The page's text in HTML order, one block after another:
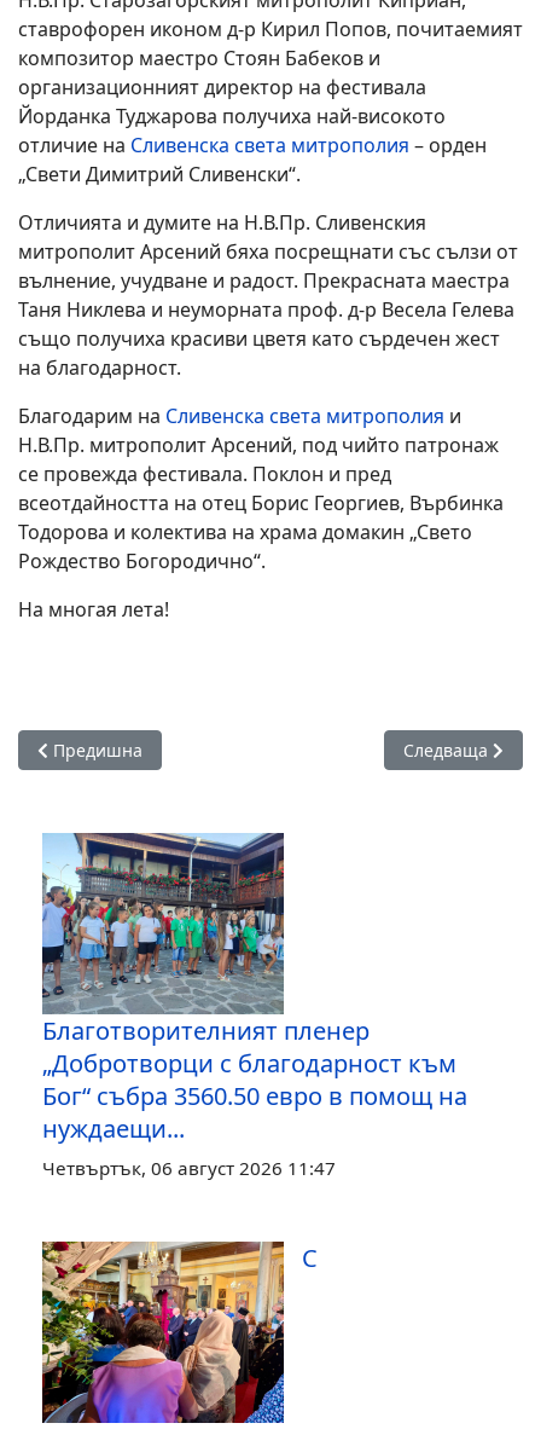
ставрофорен иконом д-р Кирил Попов, почитаемият
композитор маестро Стоян Бабеков и
организационният директор на фестивала
Йорданка Туджарова получиха най-високото
отличие на Сливенска света митрополия – орден
„Свети Димитрий Сливенски“.
Отличията и думите на Н.В.Пр. Сливенския
митрополит Арсений бяха посрещнати със сълзи от
вълнение, учудване и радост. Прекрасната маестра
Таня Никлева и неуморната проф. д-р Весела Гелева
също получиха красиви цветя като сърдечен жест
на благодарност.
Благодарим на Сливенска света митрополия и
Н.В.Пр. митрополит Арсений, под чийто патронаж
се провежда фестивала. Поклон и пред
всеотдайността на отец Борис Георгиев, Върбинка
Тодорова и колектива на храма домакин „Свето
Рождество Богородично“.
На многая лета!
Предишна статия: Детският талант акостира в Поморие с
Предишна Следваща
Следваща
Благотворителният пленер
„Добротворци с благодарност към
Бог“ събра 3560.50 евро в помощ на
нуждаещи...
Четвъртък, 06 август 2026 11:47
С